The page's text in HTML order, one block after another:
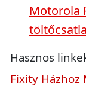
Motorola
Hasznos
Fixity Házhoz